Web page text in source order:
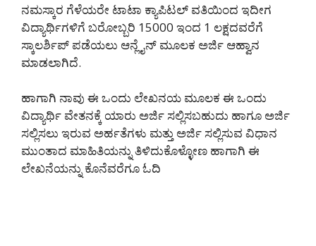
ನಮಸ್ಕಾರ ಗೆಳೆಯರೇ ಟಾಟಾ ಕ್ಯಾಪಿಟಲ್ ವತಿಯಿಂದ ಇದೀಗ
ವಿದ್ಯಾರ್ಥಿಗಳಿಗೆ ಬರೋಬ್ಬರಿ 15000 ಇಂದ 1 ಲಕ್ಷದವರೆಗೆ
ಸ್ಕಾಲರ್ಶಿಪ್ ಪಡೆಯಲು ಆನ್ಲೈನ್ ಮೂಲಕ ಅರ್ಜಿ ಆಹ್ವಾನ
ಮಾಡಲಾಗಿದೆ.
ಹಾಗಾಗಿ ನಾವು ಈ ಒಂದು ಲೇಖನಯ ಮೂಲಕ ಈ ಒಂದು
ವಿದ್ಯಾರ್ಥಿ ವೇತನಕ್ಕೆ ಯಾರು ಅರ್ಜಿ ಸಲ್ಲಿಸಬಹುದು ಹಾಗೂ ಅರ್ಜಿ
ಸಲ್ಲಿಸಲು ಇರುವ ಅರ್ಹತೆಗಳು ಮತ್ತು ಅರ್ಜಿ ಸಲ್ಲಿಸುವ ವಿಧಾನ
ಮುಂತಾದ ಮಾಹಿತಿಯನ್ನು ತಿಳಿದುಕೊಳ್ಳೋಣ ಹಾಗಾಗಿ ಈ
ಲೇಖನೆಯನ್ನು ಕೊನೆವರೆಗೂ ಓದಿ